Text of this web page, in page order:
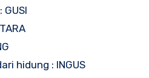
hidung : INGUS